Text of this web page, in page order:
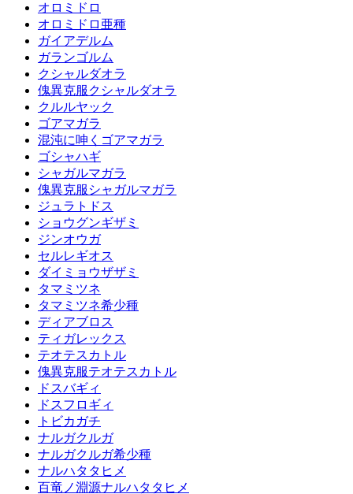
オロミドロ
オロミドロ亜種
ガイアデルム
ガランゴルム
クシャルダオラ
傀異克服クシャルダオラ
クルルヤック
ゴアマガラ
混沌に呻くゴアマガラ
ゴシャハギ
シャガルマガラ
傀異克服シャガルマガラ
ジュラトドス
ショウグンギザミ
ジンオウガ
セルレギオス
ダイミョウザザミ
タマミツネ
タマミツネ希少種
ディアブロス
ティガレックス
テオテスカトル
傀異克服テオテスカトル
ドスバギィ
ドスフロギィ
トビカガチ
ナルガクルガ
ナルガクルガ希少種
ナルハタタヒメ
百竜ノ淵源ナルハタタヒメ